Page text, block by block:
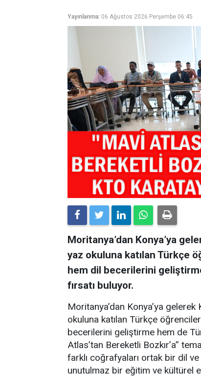
Yayınlanma: 06 Ağustos 2026 Perşembe 06:45
Moritanya’dan Konya’ya
yaz okuluna katılan Türkçe
hem dil becerilerini
fırsatı buluyor.
Moritanya’dan Konya’ya
okuluna katılan Türkçe
becerilerini geliştirme hem de
Atlas’tan Bereketli Bozkır’a”
farklı coğrafyaları ortak bir dil
unutulmaz bir eğitim ve kültürel